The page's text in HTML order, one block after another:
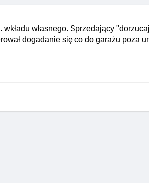
własnego. Sprzedający
dogadanie się co do garażu poza